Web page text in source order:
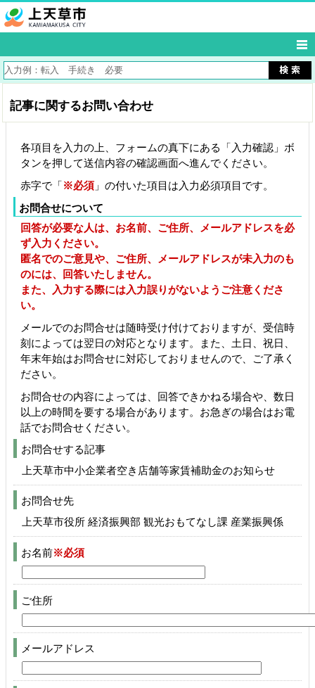
記事に関するお問い合わせ
各項目を入力の上、フォームの真下にある「入力確認」ボ
タンを押して送信内容の確認画面へ進んでください。
赤字で「※必須 」の付いた項目は入力必須項目です。
お問合せについて
回答が必要な人は、お名前、ご住所、メールアドレスを必
ず入力ください。
匿名でのご意見や、ご住所、メールアドレスが未入力のも
のには、回答いたしません。
また、入力する際には入力誤りがないようご注意くださ
い。
メールでのお問合せは随時受け付けておりますが、受信時
刻によっては翌日の対応となります。また、土日、祝日、
年末年始はお問合せに対応しておりませんので、ご了承く
ださい。
お問合せの内容によっては、回答できかねる場合や、数日
以上の時間を要する場合があります。お急ぎの場合はお電
話でお問合せください。
お問合せする記事
上天草市中小企業者空き店舗等家賃補助金のお知らせ
お問合せ先
上天草市役所 経済振興部 観光おもてなし課 産業振興係
お名前※必須
ご住所
メールアドレス